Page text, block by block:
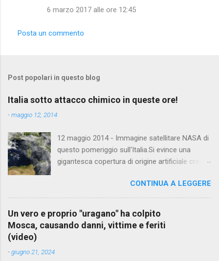
6 marzo 2017 alle ore 12:45
Posta un commento
Post popolari in questo blog
Italia sotto attacco chimico in queste ore!
-maggio 12, 2014
12 maggio 2014 - Immagine satellitare NASA di
questo pomeriggio sull'Italia.Si evince una
gigantesca copertura di origine artificiale creata
Liguria,Corsica e costa francese orientale si
evidenziano palesi reticoli chimici,e scie.Tutto il
territorio nazionale e' attualmente sotto una
cappa chimica artificiale altamente
tossica.Persone che soffrono di problemi
CONTINUA A LEGGERE
Un vero e proprio "uragano" ha colpito
Mosca, causando danni, vittime e feriti
(video)
-giugno 21, 2024